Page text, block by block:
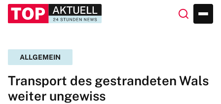
ALLGEMEIN
Transport des gestrandeten Wals
weiter ungewiss